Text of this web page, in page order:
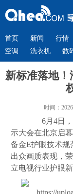
首页 新闻 行情
空调
洗衣机 数
新标准落地！
时间：
6月4日，
示大会在北京启
备金E护眼技术规
出众画质表现，
立电视行业护眼新